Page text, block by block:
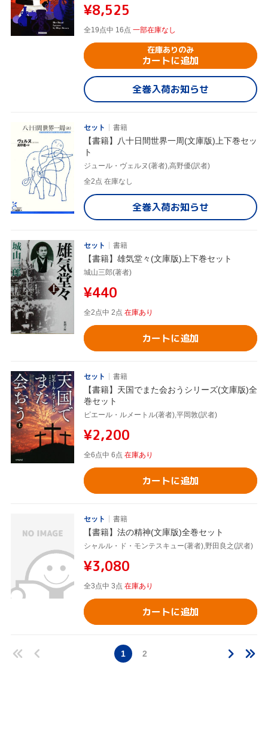
¥8,525
全19点中 16点 一部在庫なし
在庫ありのみ
カートに追加
全巻入荷お知らせ
セット 書籍
【書籍】八十日間世界一周(文庫版)上下巻セッ
ト
ジュール・ヴェルヌ(著者),高野優(訳者)
全2点 在庫なし
全巻入荷お知らせ
セット 書籍
【書籍】雄気堂々(文庫版)上下巻セット
城山三郎(著者)
¥440
全2点中 2点 在庫あり
カートに追加
セット 書籍
【書籍】天国でまた会おうシリーズ(文庫版)全
巻セット
ピエール・ルメートル(著者),平岡敦(訳者)
¥2,200
全6点中 6点 在庫あり
カートに追加
セット 書籍
【書籍】法の精神(文庫版)全巻セット
シャルル・ド・モンテスキュー(著者),野田良之(訳者)
¥3,080
全3点中 3点 在庫あり
カートに追加
1 2